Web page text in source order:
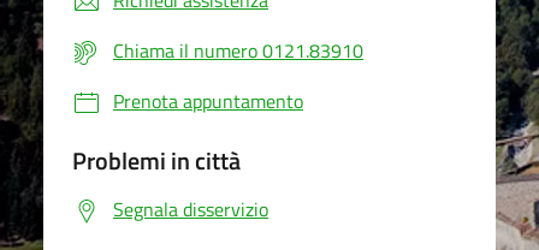
Chiama il numero 0121.83910
Prenota appuntamento
Problemi in città
Segnala disservizio